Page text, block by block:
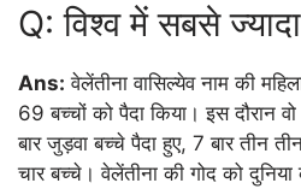
Q: विश्व में सबसे
Ans: वेलेंतीना वासिल्येव नाम की
69 बच्चों को पैदा किया। इस दौरान
बार जुड़वा बच्चे पैदा हुए, 7 बार तीन
चार बच्चे। वेलेंतीना की गोद को